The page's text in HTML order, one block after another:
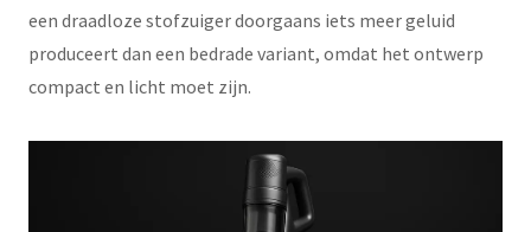
een draadloze stofzuiger doorgaans iets meer geluid
produceert dan een bedrade variant, omdat het ontwerp
compact en licht moet zijn.